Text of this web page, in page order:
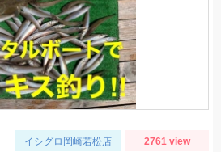
イシグロ岡崎若松店 2761 view